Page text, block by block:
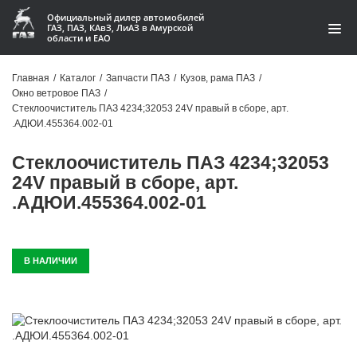
Официальный дилер автомобилей
ГАЗ, ПАЗ, КАвЗ, ЛиАЗ в Амурской
области и ЕАО
Акции
Контакты
Доставка
Гарантии
Автомобили
Главная / Каталог / Запчасти ПАЗ / Кузов, рама ПАЗ /
Окно ветровое ПАЗ /
Стеклоочиститель ПАЗ 4234;32053 24V правый в сборе, арт.
.АДЮИ.455364.002-01
Стеклоочиститель ПАЗ 4234;32053
24V правый в сборе, арт.
.АДЮИ.455364.002-01
В НАЛИЧИИ